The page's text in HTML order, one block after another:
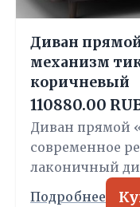
Диван
механизм
коричневый
110880.00
Диван прямой
современное
лаконичный
Подробнее